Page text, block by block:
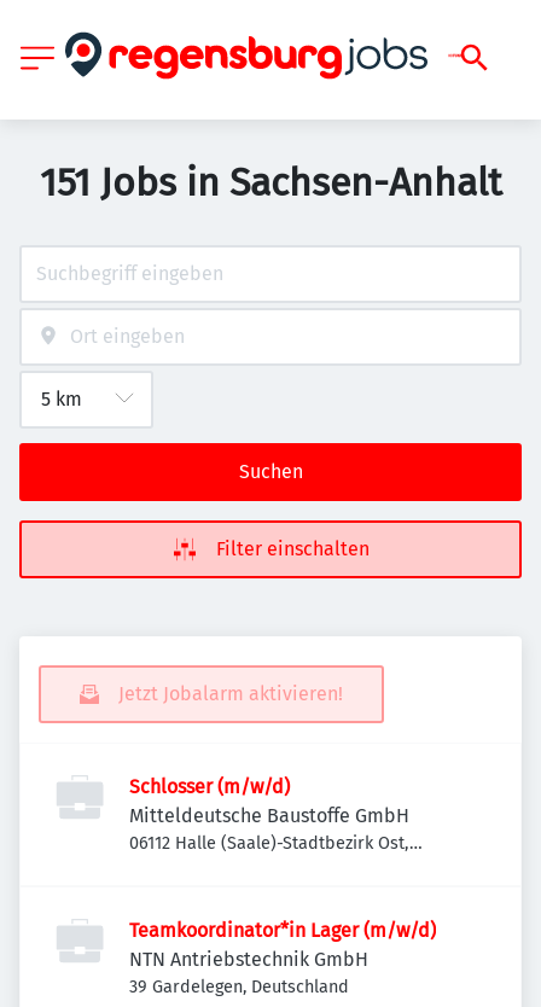
151 Jobs in Sachsen-Anhalt
Suchen
Filter einschalten
Jetzt Jobalarm aktivieren!
Schlosser (m/w/d)
Mitteldeutsche Baustoffe GmbH
06112 Halle (Saale)-Stadtbezirk Ost,
Teamkoordinator*in Lager (m/w/d)
NTN Antriebstechnik GmbH
39 Gardelegen, Deutschland